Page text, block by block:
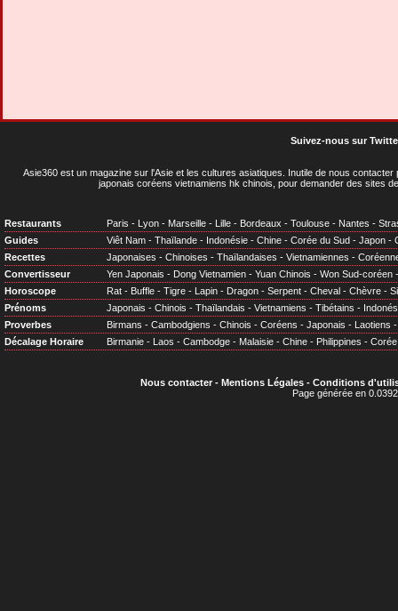
Suivez-nous sur
Asie360 est un magazine sur l'Asie et les cultures asiatiques . Inutile de nous
japonais coréens vietnamiens hk chinois, pour demander des sites
Restaurants Paris - Lyon - Marseille - Lille - Bordeaux - Toulouse - Nantes -
Guides
Viêt Nam - Thaïlande - Indonésie - Chine - Corée du Sud - Japon -
Recettes
Japonaises - Chinoises - Thaïlandaises - Vietnamiennes -
Convertisseur
Yen Japonais - Dong Vietnamien - Yuan Chinois - Won Sud-coréen
Horoscope
Rat - Buffle - Tigre - Lapin - Dragon - Serpent - Cheval - Chèvre -
Prénoms
Japonais - Chinois - Thaïlandais - Vietnamiens - Tibétains -
Proverbes
Birmans - Cambodgiens - Chinois - Coréens - Japonais - Laotiens
Décalage Horaire
Birmanie - Laos - Cambodge - Malaisie - Chine - Philippines - Corée
Nous contacter- Mentions Légales- Conditions
Page générée en